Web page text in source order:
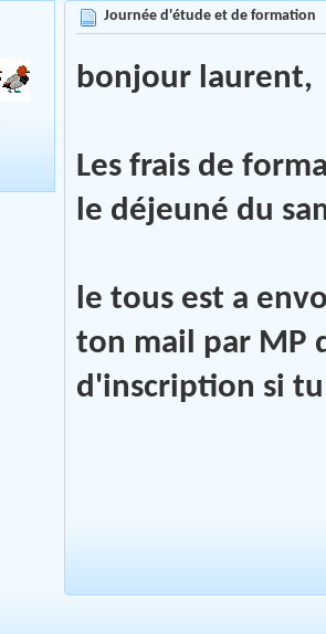
Journée d'étude et de formation
bonjour laurent,
Les frais de
le déjeuné du
le tous est a
ton mail par MP
d'inscription si